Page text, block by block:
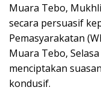
Muara Tebo,
secara persuasif
Pemasyarakatan
Muara Tebo,
menciptakan
kondusif.